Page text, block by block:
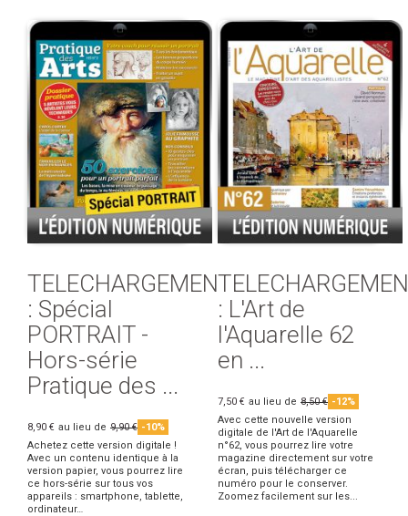
TELECHARGEMENT
: Spécial
PORTRAIT -
Hors-série
Pratique des ...
8,90 € au lieu de 9,90 € -10%
Achetez cette version digitale !
Avec un contenu identique à la
version papier, vous pourrez lire
ce hors-série sur tous vos
appareils : smartphone, tablette,
ordinateur…
: L'Art de
l'Aquarelle 62
en ...
7,50 € au lieu de 8,50 € -12%
Avec cette nouvelle version
digitale de l'Art de l'Aquarelle
n°62, vous pourrez lire votre
magazine directement sur votre
écran, puis télécharger ce
numéro pour le conserver.
Zoomez facilement sur les...